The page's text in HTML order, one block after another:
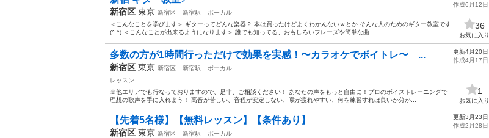
新宿区 東京 新宿区 新宿駅
ボーカル
＜こんなことを学びます＞ ギターってどんな楽器？ 本は買ったけどよくわかんないｗとか そんな人のためのギター教室です
(^ ^) ＜こんなことが出来るようになります＞ 誰でも知ってる、おもしろいフレーズや簡単な曲...
作成6月12日
36
お気に入り
多数の方が1時間行っただけで効果を実感！〜カラオケでボイトレ〜 ...
新宿区 東京 新宿区 新宿駅
ボーカル
レッスン
※他エリアでも行なっておりますので、是非、ご相談ください！ あなたの声をもっと自由に！プロのボイストレーニングで
理想の歌声を手に入れよう！ 高音が苦しい、音程が安定しない、喉が疲れやすい、何を練習すれば良いか分か...
更新4月20日
作成4月17日
1
お気に入り
【先着5名様】【無料レッスン】【条件あり】
新宿区 東京 新宿区 新宿駅
ボーカル
更新3月23日
作成2月28日